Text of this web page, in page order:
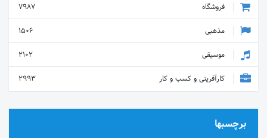
فروشگاه
7987
مذهبی
1506
موسیقی
2102
کارآفرینی و کسب و کار
2993
برچسبها